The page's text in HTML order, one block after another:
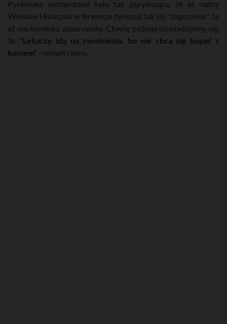
Pyskówka momentami była tak porywająca, że aż radny
Wiesław Holaczuk w ferworze dyskusji tak się "zagotował", że
aż mu kamerka zaparowała. Chwilę później dowiadujemy się,
że "Lekarze idą na zwolnienia, bo nie chcą się kopać z
koniem" - mówił radny.